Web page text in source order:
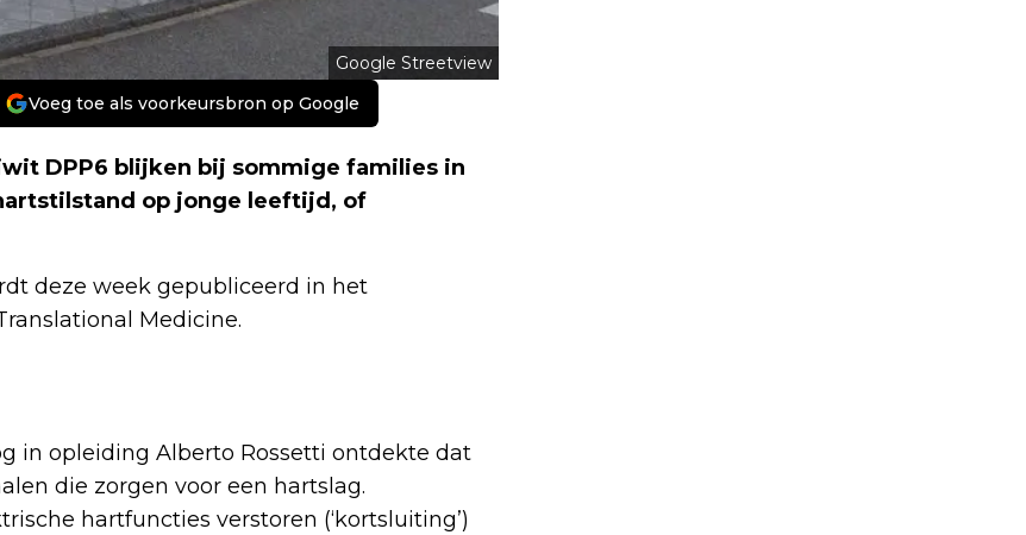
Google Streetview
Voeg toe als voorkeursbron op Google
DPP6 blijken bij sommige families in
op jonge leeftijd, of
deze week gepubliceerd in het
Medicine.
in opleiding Alberto Rossetti ontdekte dat
die zorgen voor een hartslag.
hartfuncties verstoren (‘kortsluiting’)